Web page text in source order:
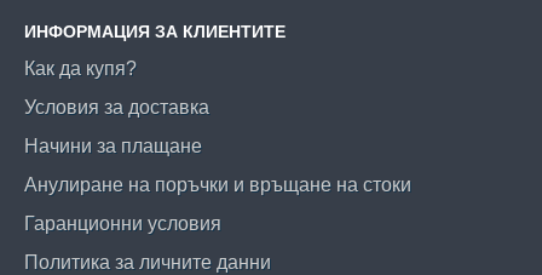
ИНФОРМАЦИЯ ЗА КЛИЕНТИТЕ
Как да купя?
Условия за доставка
Начини за плащане
Анулиране на поръчки и връщане на стоки
Гаранционни условия
Политика за личните данни